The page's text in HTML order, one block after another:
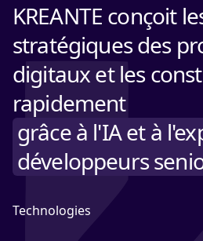
KREANTE conçoit
stratégiques des
digitaux et les
rapidement
grâce à l'IA et à
développeurs
Technologies